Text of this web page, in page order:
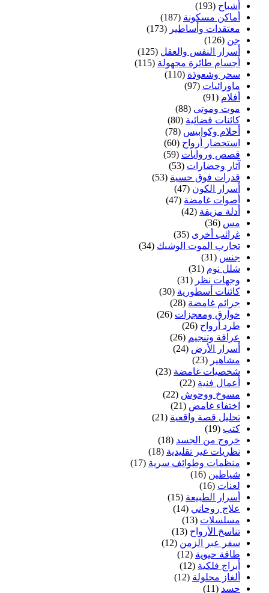
أشباح (193)
أماكن مسكونة (187)
معتقدات وأساطير (173)
جن (126)
أسرار النفس والعقل (125)
أجسام طائرة مجهولة (115)
سحر وشعوذة (110)
ماورائيات (97)
أفلام (91)
موت وموتى (88)
كائنات فضائية (80)
أحلام وكوابيس (78)
استحضار أرواح (60)
قصص وروايات (59)
آثار وحضارات (53)
قدرات فوق حسية (53)
أسرار الكون (47)
أصوات غامضة (47)
أدلة مزيفة (42)
مس (36)
غرائب أخرى (35)
تجارب الموت الوشيك (34)
جنس (31)
شلل نوم (31)
وجهات نظر (31)
كائنات أسطورية (30)
جرائم غامضة (28)
خوارق ومعجزات (26)
طرد أرواح (26)
عرافة وتنجيم (26)
أسرار الأرض (24)
مشاهير (23)
شخصيات غامضة (23)
أعمال فنية (22)
مسوخ ووحوش (22)
اختفاء غامض (21)
تحليل قصة واقعية (21)
كتب (19)
خروج من الجسد (18)
نظريات غير تقليدية (18)
منظمات وطوائف سرية (17)
شياطين (16)
لعنات (16)
أسرار الطبيعة (15)
علاج روحاني (14)
مسلسلات (13)
تناسخ الأرواح (13)
سفر عبر الزمن (12)
طاقة حيوية (12)
أبراج فلكية (12)
ألغاز محلولة (12)
حسد (11)